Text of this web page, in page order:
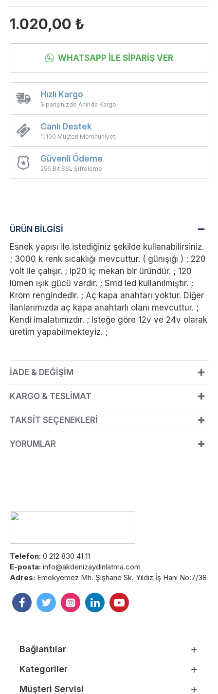
1.020,00 ₺
Hızlı Kargo
Siparişinizde Anında Kargo
Canlı Destek
%100 Müşteri Memnuniyeti
Güvenli Ödeme
256 Bit SSL Şifreleme
WHATSAPP İLE SIPARIŞ VER
ÜRÜN BİLGİSİ
Esnek yapısı ile istediğiniz şekilde kullanabilirsiniz.
; 3000 k renk sıcaklığı mevcuttur. ( günışığı ) ; 220
volt ile çalışır. ; Ip20 iç mekan bir üründür. ; 120
lümen ışık gücü vardır. ; Smd led kullanılmıştır. ;
Krom rengindedir. ; Aç kapa anahtarı yoktur. Diğer
ilanlarımızda aç kapa anahtarlı olanı mevcuttur. ;
Kendi imalatımızdır. ; Isteğe göre 12v ve 24v olarak
üretim yapabilmekteyiz. ;
İADE & DEĞİŞİM
KARGO & TESLİMAT
TAKSİT SEÇENEKLERİ
YORUMLAR
Telefon: 0 212 830 41 11
E-posta: info@akdenizaydinlatma.com
Adres: Emekyemez Mh. Şişhane Sk. Yıldız İş Hanı No:7/38
Bağlantılar
Kategoriler
Müşteri Servisi